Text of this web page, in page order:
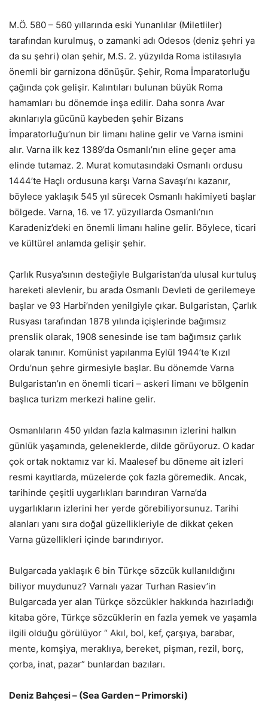
M.Ö. 580 – 560 yıllarında eski Yunanlılar (Miletliler)
tarafından kurulmuş, o zamanki adı Odesos (deniz şehri ya
da su şehri) olan şehir, M.S. 2. yüzyılda Roma istilasıyla
önemli bir garnizona dönüşür. Şehir, Roma İmparatorluğu
çağında çok gelişir. Kalıntıları bulunan büyük Roma
hamamları bu dönemde inşa edilir. Daha sonra Avar
akınlarıyla gücünü kaybeden şehir Bizans
İmparatorluğu’nun bir limanı haline gelir ve Varna ismini
alır. Varna ilk kez 1389’da Osmanlı’nın eline geçer ama
elinde tutamaz. 2. Murat komutasındaki Osmanlı ordusu
1444’te Haçlı ordusuna karşı Varna Savaşı’nı kazanır,
böylece yaklaşık 545 yıl sürecek Osmanlı hakimiyeti başlar
bölgede. Varna, 16. ve 17. yüzyıllarda Osmanlı’nın
Karadeniz’deki en önemli limanı haline gelir. Böylece, ticari
ve kültürel anlamda gelişir şehir.
Çarlık Rusya’sının desteğiyle Bulgaristan’da ulusal kurtuluş
hareketi alevlenir, bu arada Osmanlı Devleti de gerilemeye
başlar ve 93 Harbi’nden yenilgiyle çıkar. Bulgaristan, Çarlık
Rusyası tarafından 1878 yılında içişlerinde bağımsız
prenslik olarak, 1908 senesinde ise tam bağımsız çarlık
olarak tanınır. Komünist yapılanma Eylül 1944’te Kızıl
Ordu’nun şehre girmesiyle başlar. Bu dönemde Varna
Bulgaristan’ın en önemli ticari – askeri limanı ve bölgenin
başlıca turizm merkezi haline gelir.
Osmanlıların 450 yıldan fazla kalmasının izlerini halkın
günlük yaşamında, geleneklerde, dilde görüyoruz. O kadar
çok ortak noktamız var ki. Maalesef bu döneme ait izleri
resmi kayıtlarda, müzelerde çok fazla göremedik. Ancak,
tarihinde çeşitli uygarlıkları barındıran Varna’da
uygarlıkların izlerini her yerde görebiliyorsunuz. Tarihi
alanları yanı sıra doğal güzellikleriyle de dikkat çeken
Varna güzellikleri içinde barındırıyor.
Bulgarcada yaklaşık 6 bin Türkçe sözcük kullanıldığını
biliyor muydunuz? Varnalı yazar Turhan Rasiev’in
Bulgarcada yer alan Türkçe sözcükler hakkında hazırladığı
kitaba göre, Türkçe sözcüklerin en fazla yemek ve yaşamla
ilgili olduğu görülüyor “ Akıl, bol, kef, çarşıya, barabar,
mente, komşiya, meraklıya, bereket, pişman, rezil, borç,
çorba, inat, pazar” bunlardan bazıları.
Deniz Bahçesi – (Sea Garden – Primorski)